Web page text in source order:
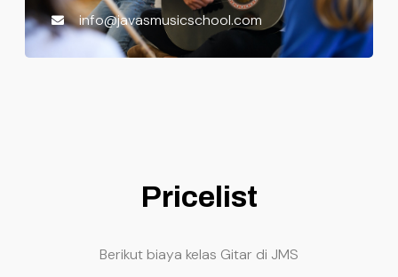
info@javasmusicschool.com
Pricelist
Berikut biaya kelas Gitar di JMS